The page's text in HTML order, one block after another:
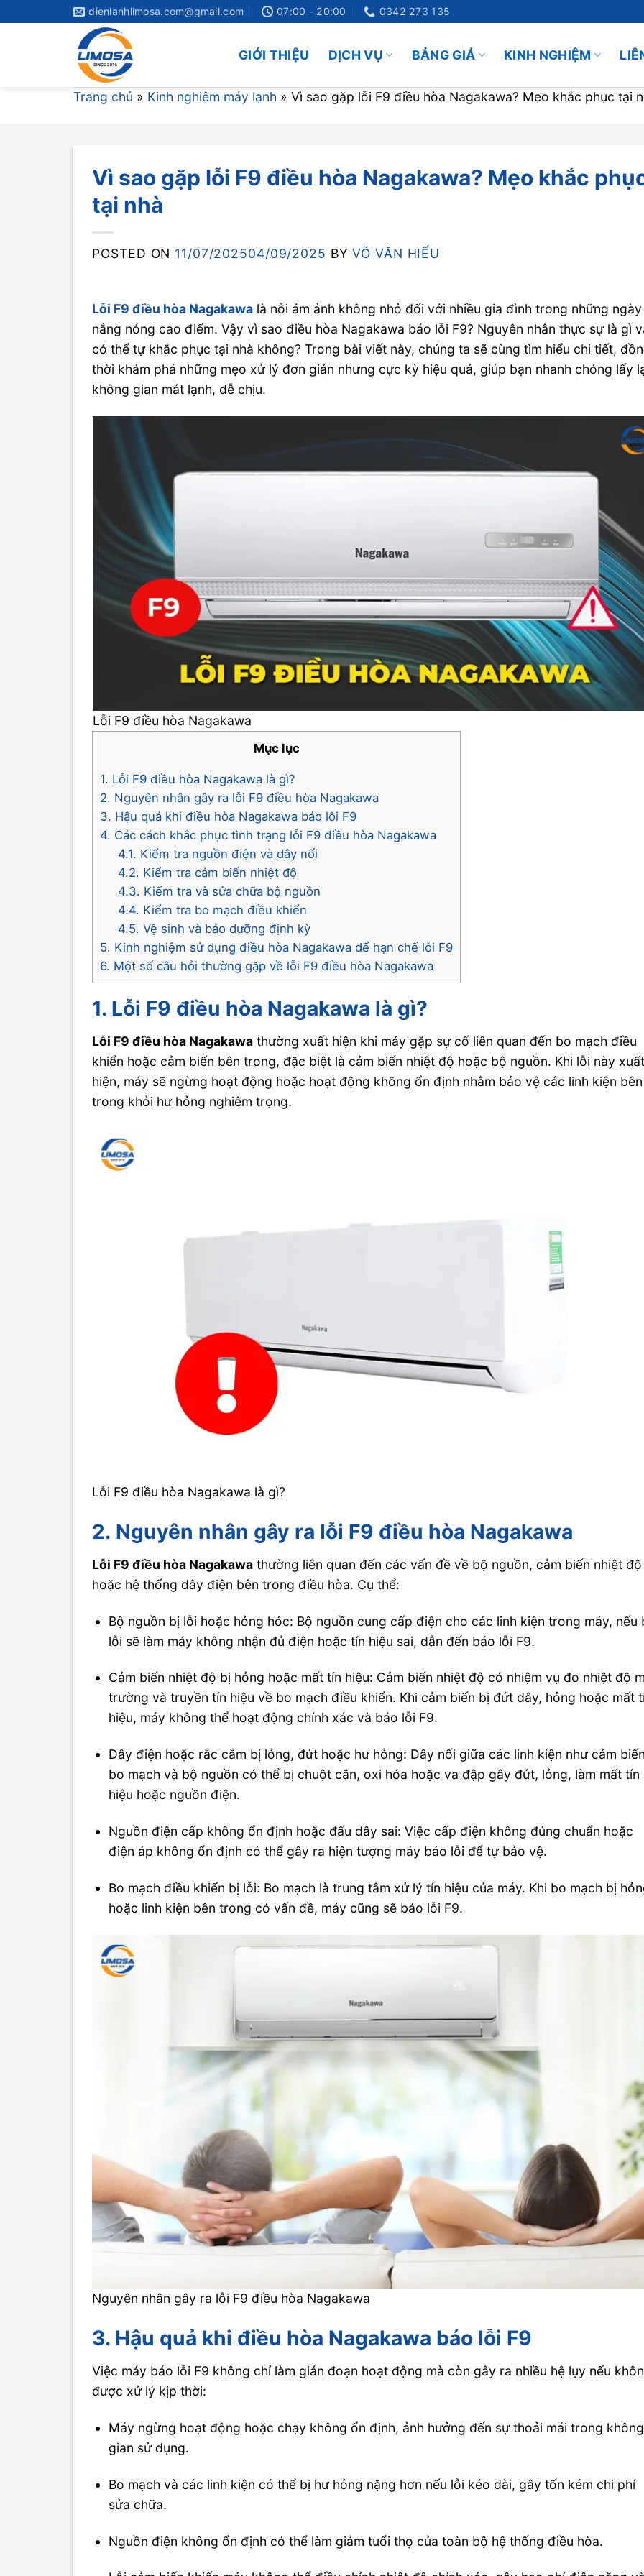
dienlanhlimosa.com@gmail.com 07:00 - 20:00 0342 273 135
GIỚI THIỆU DỊCH VỤ BẢNG GIÁ KINH NGHIỆM
Trang chủ » Kinh nghiệm máy lạnh » Vì sao gặp lỗi F9 điều hòa Nagakawa? Mẹo khắc phục tại
Vì sao gặp lỗi F9 điều hòa Nagakawa? Mẹo khắc
tại nhà
POSTED ON 11/07/202504/09/2025 BYVÕ VĂN HIẾU
Lỗi F9 điều hòa Nagakawa là nỗi ám ảnh không nhỏ đối với nhiều gia đình trong những ngày
nắng nóng cao điểm. Vậy vì sao điều hòa Nagakawa báo lỗi F9? Nguyên nhân thực sự là gì
có thể tự khắc phục tại nhà không? Trong bài viết này, chúng ta sẽ cùng tìm hiểu chi tiết,
thời khám phá những mẹo xử lý đơn giản nhưng cực kỳ hiệu quả, giúp bạn nhanh chóng lấy
không gian mát lạnh, dễ chịu.
Lỗi F9 điều hòa Nagakawa
Mục lục
1. Lỗi F9 điều hòa Nagakawa là gì?
2. Nguyên nhân gây ra lỗi F9 điều hòa Nagakawa
3. Hậu quả khi điều hòa Nagakawa báo lỗi F9
4. Các cách khắc phục tình trạng lỗi F9 điều hòa Nagakawa
4.1. Kiểm tra nguồn điện và dây nối
4.2. Kiểm tra cảm biến nhiệt độ
4.3. Kiểm tra và sửa chữa bộ nguồn
4.4. Kiểm tra bo mạch điều khiển
4.5. Vệ sinh và bảo dưỡng định kỳ
5. Kinh nghiệm sử dụng điều hòa Nagakawa để hạn chế lỗi F9
6. Một số câu hỏi thường gặp về lỗi F9 điều hòa Nagakawa
1. Lỗi F9 điều hòa Nagakawa là gì?
Lỗi F9 điều hòa Nagakawa thường xuất hiện khi máy gặp sự cố liên quan đến bo mạch điều
khiển hoặc cảm biến bên trong, đặc biệt là cảm biến nhiệt độ hoặc bộ nguồn. Khi lỗi này
hiện, máy sẽ ngừng hoạt động hoặc hoạt động không ổn định nhằm bảo vệ các linh kiện bên
trong khỏi hư hỏng nghiêm trọng.
Lỗi F9 điều hòa Nagakawa là gì?
2. Nguyên nhân gây ra lỗi F9 điều hòa Nagakawa
Lỗi F9 điều hòa Nagakawa thường liên quan đến các vấn đề về bộ nguồn, cảm biến nhiệt độ
hoặc hệ thống dây điện bên trong điều hòa. Cụ thể:
Bộ nguồn bị lỗi hoặc hỏng hóc: Bộ nguồn cung cấp điện cho các linh kiện trong máy, nếu
lỗi sẽ làm máy không nhận đủ điện hoặc tín hiệu sai, dẫn đến báo lỗi F9.
Cảm biến nhiệt độ bị hỏng hoặc mất tín hiệu: Cảm biến nhiệt độ có nhiệm vụ đo nhiệt độ
trường và truyền tín hiệu về bo mạch điều khiển. Khi cảm biến bị đứt dây, hỏng hoặc mất
hiệu, máy không thể hoạt động chính xác và báo lỗi F9.
Dây điện hoặc rắc cắm bị lỏng, đứt hoặc hư hỏng: Dây nối giữa các linh kiện như cảm
bo mạch và bộ nguồn có thể bị chuột cắn, oxi hóa hoặc va đập gây đứt, lỏng, làm mất tín
hiệu hoặc nguồn điện.
Nguồn điện cấp không ổn định hoặc đấu dây sai: Việc cấp điện không đúng chuẩn hoặc
điện áp không ổn định có thể gây ra hiện tượng máy báo lỗi để tự bảo vệ.
Bo mạch điều khiển bị lỗi: Bo mạch là trung tâm xử lý tín hiệu của máy. Khi bo mạch bị
hoặc linh kiện bên trong có vấn đề, máy cũng sẽ báo lỗi F9.
Nguyên nhân gây ra lỗi F9 điều hòa Nagakawa
3. Hậu quả khi điều hòa Nagakawa báo lỗi F9
Việc máy báo lỗi F9 không chỉ làm gián đoạn hoạt động mà còn gây ra nhiều hệ lụy nếu
được xử lý kịp thời:
Máy ngừng hoạt động hoặc chạy không ổn định, ảnh hưởng đến sự thoải mái trong không
gian sử dụng.
Bo mạch và các linh kiện có thể bị hư hỏng nặng hơn nếu lỗi kéo dài, gây tốn kém chi phí
sửa chữa.
Nguồn điện không ổn định có thể làm giảm tuổi thọ của toàn bộ hệ thống điều hòa.